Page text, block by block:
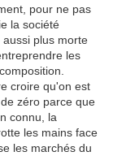
pour ne pas
la société
plus morte
les
croire qu'on est
zéro parce que
connu, la
les mains face
les marchés du